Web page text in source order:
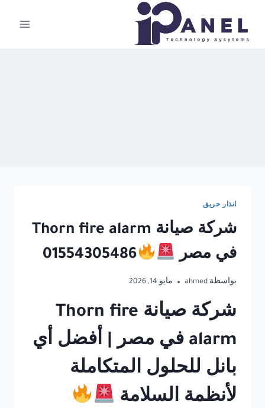
المحتوى
انذار حريق
شركة صيانة Thorn fire alarm
في مصر
01554305486
بواسطة ahmed مايو 14, 2026
شركة صيانة Thorn fire
alarm في مصر | أفضل أي
بانل للحلول المتكاملة
لأنظمة السلامة